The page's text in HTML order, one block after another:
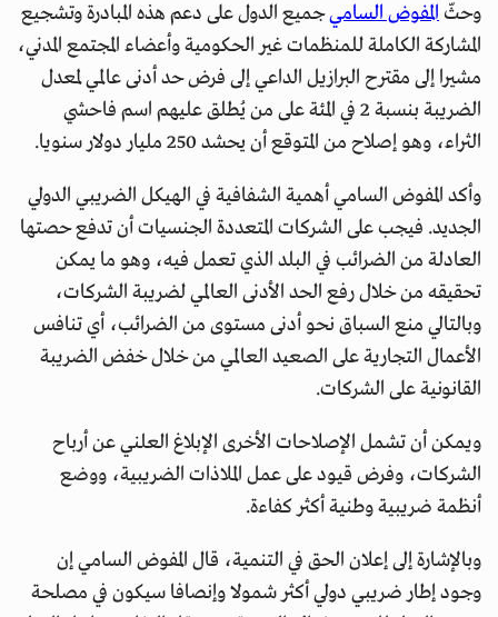
وحثّ المفوض الساميجميع الدول على دعم هذه المبادرة وتشجيع
المشاركة الكاملة للمنظمات غير الحكومية وأعضاء المجتمع المدني،
مشيرا إلى مقترح البرازيل الداعي إلى فرض حد أدنى عالمي لمعدل
الضريبة بنسبة 2 في المئة على من يُطلق عليهم اسم فاحشي
الثراء، وهو إصلاح من المتوقع أن يحشد 250 مليار دولار سنويا.
وأكد المفوض السامي أهمية الشفافية في الهيكل الضريبي الدولي
الجديد. فيجب على الشركات المتعددة الجنسيات أن تدفع حصتها
العادلة من الضرائب في البلد الذي تعمل فيه، وهو ما يمكن
تحقيقه من خلال رفع الحد الأدنى العالمي لضريبة الشركات،
وبالتالي منع السباق نحو أدنى مستوى من الضرائب، أي تنافس
الأعمال التجارية على الصعيد العالمي من خلال خفض الضريبة
القانونية على الشركات.
ويمكن أن تشمل الإصلاحات الأخرى الإبلاغ العلني عن أرباح
الشركات، وفرض قيود على عمل الملاذات الضريبية، ووضع
أنظمة ضريبية وطنية أكثر كفاءة.
وبالإشارة إلى إعلان الحق في التنمية، قال المفوض السامي إن
وجود إطار ضريبي دولي أكثر شمولا وإنصافا سيكون في مصلحة